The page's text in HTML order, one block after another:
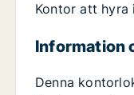
Kontor att hyra
Information
Denna